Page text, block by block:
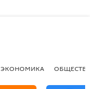
ЭКОНОМИКА